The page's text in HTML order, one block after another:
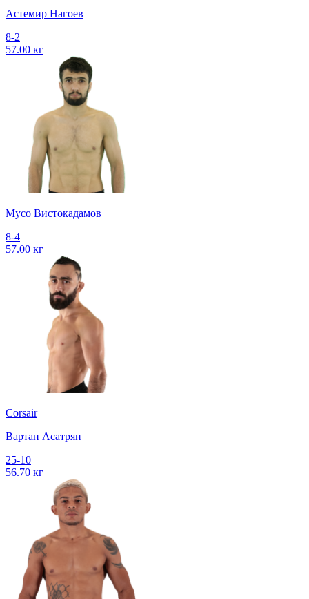
Астемир Нагоев
8-2
57.00 кг
Мусо Вистокадамов
8-4
57.00 кг
Corsair
Вартан Асатрян
25-10
56.70 кг